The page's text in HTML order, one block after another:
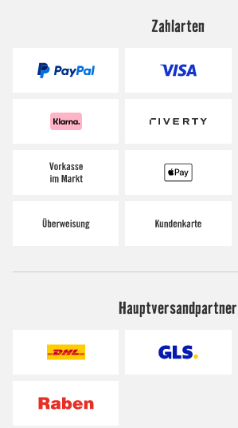
Zahlarten
Hauptversandpartner